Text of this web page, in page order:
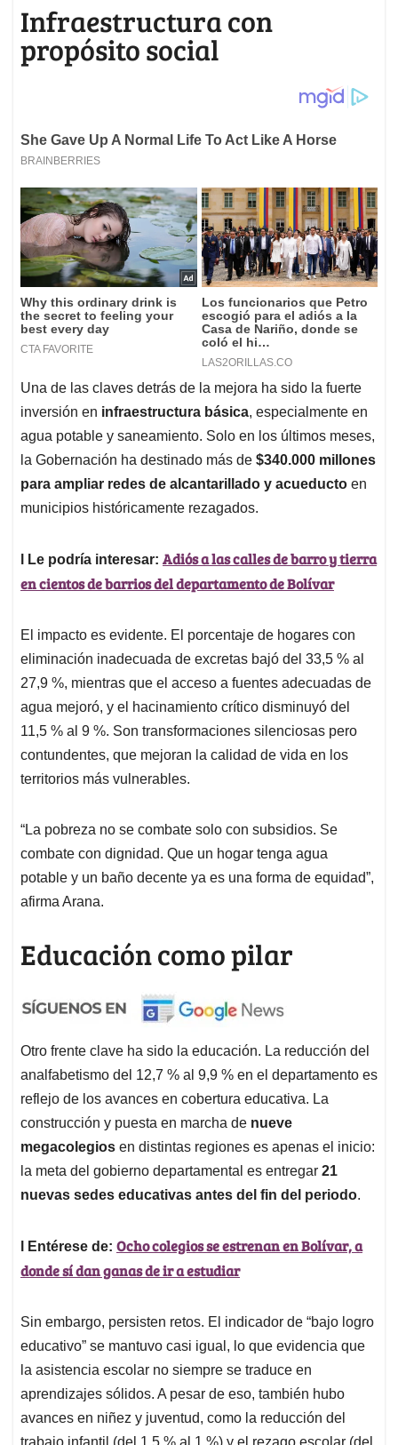
Infraestructura con
propósito social
Una de las claves detrás de la mejora ha sido la fuerte
inversión en infraestructura básica, especialmente en
agua potable y saneamiento. Solo en los últimos meses,
la Gobernación ha destinado más de $340.000 millones
para ampliar redes de alcantarillado y acueducto en
municipios históricamente rezagados.
l Le podría interesar: Adiós a las calles de barro y tierra
en cientos de barrios del departamento de Bolívar
El impacto es evidente. El porcentaje de hogares con
eliminación inadecuada de excretas bajó del 33,5 % al
27,9 %, mientras que el acceso a fuentes adecuadas de
agua mejoró, y el hacinamiento crítico disminuyó del
11,5 % al 9 %. Son transformaciones silenciosas pero
contundentes, que mejoran la calidad de vida en los
territorios más vulnerables.
“La pobreza no se combate solo con subsidios. Se
combate con dignidad. Que un hogar tenga agua
potable y un baño decente ya es una forma de equidad”,
afirma Arana.
Educación como pilar
Otro frente clave ha sido la educación. La reducción del
analfabetismo del 12,7 % al 9,9 % en el departamento es
reflejo de los avances en cobertura educativa. La
construcción y puesta en marcha de nueve
megacolegios en distintas regiones es apenas el inicio:
la meta del gobierno departamental es entregar 21
nuevas sedes educativas antes del fin del periodo.
l Entérese de: Ocho colegios se estrenan en Bolívar, a
donde sí dan ganas de ir a estudiar
Sin embargo, persisten retos. El indicador de “bajo logro
educativo” se mantuvo casi igual, lo que evidencia que
la asistencia escolar no siempre se traduce en
aprendizajes sólidos. A pesar de eso, también hubo
avances en niñez y juventud, como la reducción del
trabajo infantil (del 1,5 % al 1 %) y el rezago escolar (del